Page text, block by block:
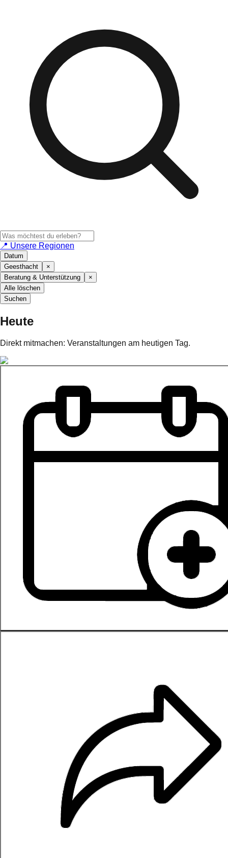
📍 Unsere Regionen
Datum
Geesthacht
×
Beratung & Unterstützung
×
Alle löschen
Suchen
Heute
Direkt mitmachen: Veranstaltungen am heutigen Tag.